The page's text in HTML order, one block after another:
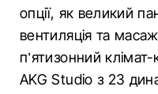
опції, як великий
вентиляція та
п’ятизонний
AKG Studio з 23